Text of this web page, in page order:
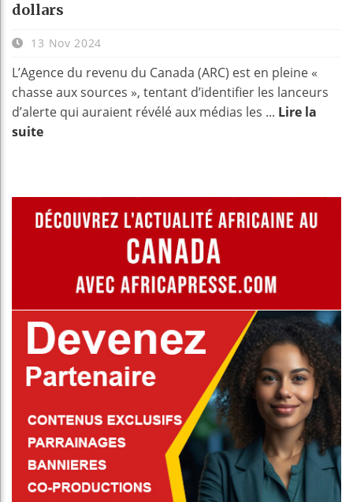
dollars
13 Nov 2024
L’Agence du revenu du Canada (ARC) est en pleine «
chasse aux sources », tentant d’identifier les lanceurs
d’alerte qui auraient révélé aux médias les ... Lire la
suite